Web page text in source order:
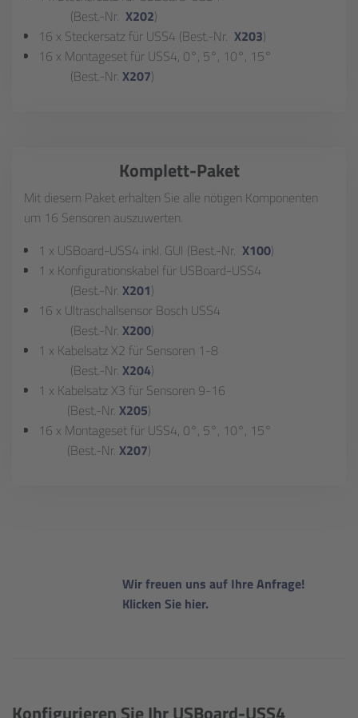
(Best.-Nr. X202)
16 x Steckersatz für USS4 (Best.-Nr. X203)
16 x Montageset für USS4, 0°, 5°, 10°, 15°
(Best.-Nr. X207)
Komplett-Paket
Mit diesem Paket erhalten Sie alle nötigen Komponenten
um 16 Sensoren auszuwerten.
1 x USBoard-USS4 inkl. GUI (Best.-Nr. X100)
1 x Konfigurationskabel für USBoard-USS4
(Best.-Nr. X201)
16 x Ultraschallsensor Bosch USS4
(Best.-Nr. X200)
1 x Kabelsatz X2 für Sensoren 1-8
(Best.-Nr. X204)
1 x Kabelsatz X3 für Sensoren 9-16
(Best.-Nr. X205)
16 x Montageset für USS4, 0°, 5°, 10°, 15°
(Best.-Nr. X207)
Wir freuen uns auf Ihre Anfrage!
Klicken Sie hier.